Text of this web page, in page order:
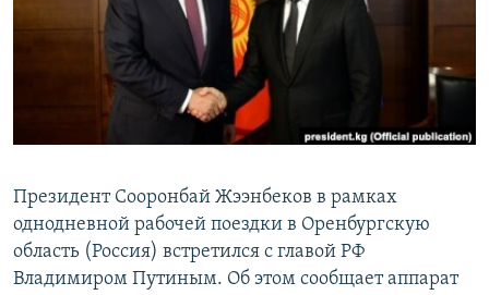
Президент Сооронбай Жээнбеков в рамках
однодневной рабочей поездки в Оренбургскую
область (Россия) встретился с главой РФ
Владимиром Путиным. Об этом сообщает аппарат